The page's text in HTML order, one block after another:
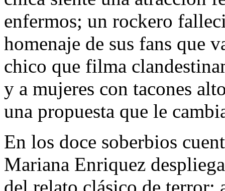
enfermos; un rockero
homenaje de sus fans que
chico que filma
y a mujeres con tacones
una propuesta que le
En los doce soberbios
Mariana Enriquez